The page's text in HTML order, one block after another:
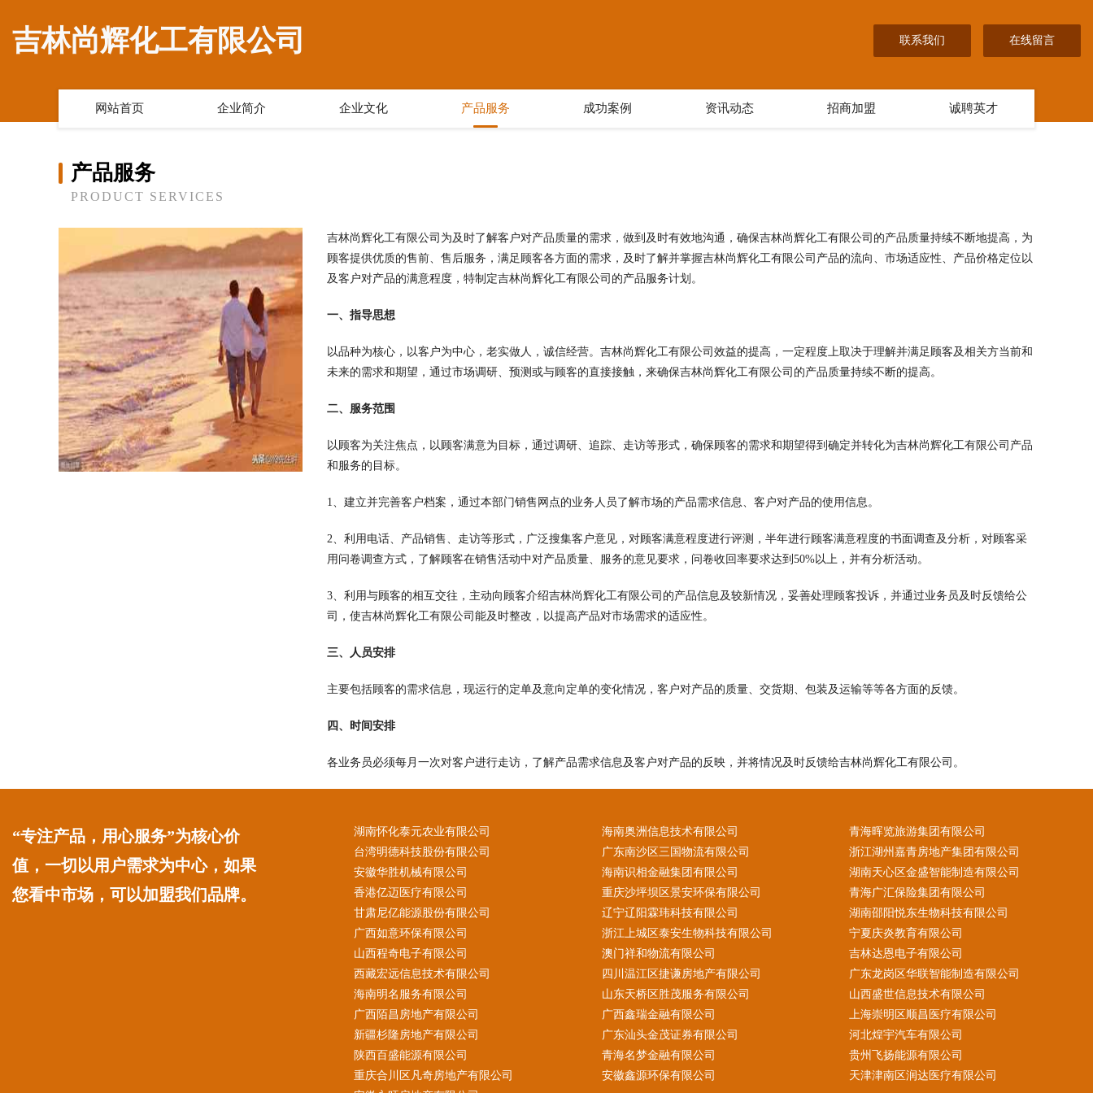
吉林尚辉化工有限公司 联系我们 在线留言
网站首页 企业简介 企业文化 产品服务 成功案例 资讯动态 招商加盟 诚聘英才
产品服务
PRODUCT SERVICES
吉林尚辉化工有限公司为及时了解客户对产品质量的需求，做到及时有效地沟通，确保吉林尚辉化工有限公司的产品质量持续不断地提高，为
顾客提供优质的售前、售后服务，满足顾客各方面的需求，及时了解并掌握吉林尚辉化工有限公司产品的流向、市场适应性、产品价格定位以
及客户对产品的满意程度，特制定吉林尚辉化工有限公司的产品服务计划。
一、指导思想
以品种为核心，以客户为中心，老实做人，诚信经营。吉林尚辉化工有限公司效益的提高，一定程度上取决于理解并满足顾客及相关方当前和
未来的需求和期望，通过市场调研、预测或与顾客的直接接触，来确保吉林尚辉化工有限公司的产品质量持续不断的提高。
二、服务范围
以顾客为关注焦点，以顾客满意为目标，通过调研、追踪、走访等形式，确保顾客的需求和期望得到确定并转化为吉林尚辉化工有限公司产品
和服务的目标。
1、建立并完善客户档案，通过本部门销售网点的业务人员了解市场的产品需求信息、客户对产品的使用信息。
2、利用电话、产品销售、走访等形式，广泛搜集客户意见，对顾客满意程度进行评测，半年进行顾客满意程度的书面调查及分析，对顾客采
用问卷调查方式，了解顾客在销售活动中对产品质量、服务的意见要求，问卷收回率要求达到50%以上，并有分析活动。
3、利用与顾客的相互交往，主动向顾客介绍吉林尚辉化工有限公司的产品信息及较新情况，妥善处理顾客投诉，并通过业务员及时反馈给公
司，使吉林尚辉化工有限公司能及时整改，以提高产品对市场需求的适应性。
三、人员安排
主要包括顾客的需求信息，现运行的定单及意向定单的变化情况，客户对产品的质量、交货期、包装及运输等等各方面的反馈。
四、时间安排
各业务员必须每月一次对客户进行走访，了解产品需求信息及客户对产品的反映，并将情况及时反馈给吉林尚辉化工有限公司。
“专注产品，用心服务”为核心价
值，一切以用户需求为中心，如果
您看中市场，可以加盟我们品牌。
湖南怀化泰元农业有限公司 海南奥洲信息技术有限公司
青海晖览旅游集团有限公司
台湾明德科技股份有限公司
广东南沙区三国物流有限公司
浙江湖州嘉青房地产集团有限公司
安徽华胜机械有限公司
海南识相金融集团有限公司
湖南天心区金盛智能制造有限公司
香港亿迈医疗有限公司
重庆沙坪坝区景安环保有限公司
青海广汇保险集团有限公司
甘肃尼亿能源股份有限公司
辽宁辽阳霖玮科技有限公司
湖南邵阳悦东生物科技有限公司
广西如意环保有限公司
浙江上城区泰安生物科技有限公司
宁夏庆炎教育有限公司
山西程奇电子有限公司
澳门祥和物流有限公司
吉林达恩电子有限公司
西藏宏远信息技术有限公司
四川温江区捷谦房地产有限公司
广东龙岗区华联智能制造有限公司
海南明名服务有限公司
山东天桥区胜茂服务有限公司
山西盛世信息技术有限公司
广西陌昌房地产有限公司
广西鑫瑞金融有限公司
上海崇明区顺昌医疗有限公司
新疆杉隆房地产有限公司
广东汕头金茂证券有限公司
河北煌宇汽车有限公司
陕西百盛能源有限公司
青海名梦金融有限公司
贵州飞扬能源有限公司
重庆合川区凡奇房地产有限公司
安徽鑫源环保有限公司
天津津南区润达医疗有限公司